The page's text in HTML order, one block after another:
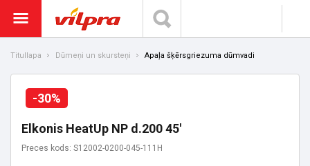
Titullapa Dūmeņi un skursteņi Apaļa šķērsgriezuma dūmvadi
-30%
Elkonis HeatUp NP d.200 45'
Preces kods: S12002-0200-045-111H